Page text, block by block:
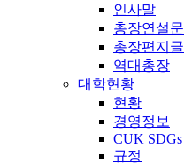
인사말
총장연설문
총장편지글
역대총장
대학현황
현황
경영정보
CUK SDGs
규정